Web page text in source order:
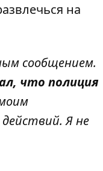
на
сообщением.
что полиция
Я не